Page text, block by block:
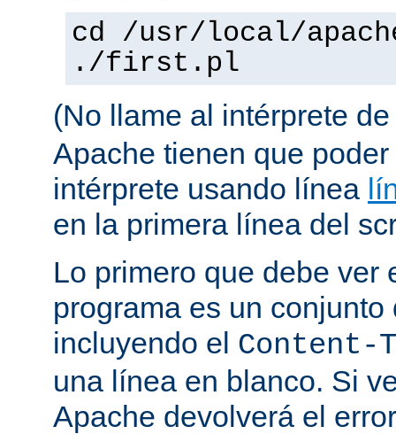
cd /usr/local/
./first.pl
(No llame al intérprete
Apache tienen que
intérprete usando línea
en la primera línea del
Lo primero que debe ver
programa es un
incluyendo el Content-
una línea en blanco. Si
Apache devolverá el